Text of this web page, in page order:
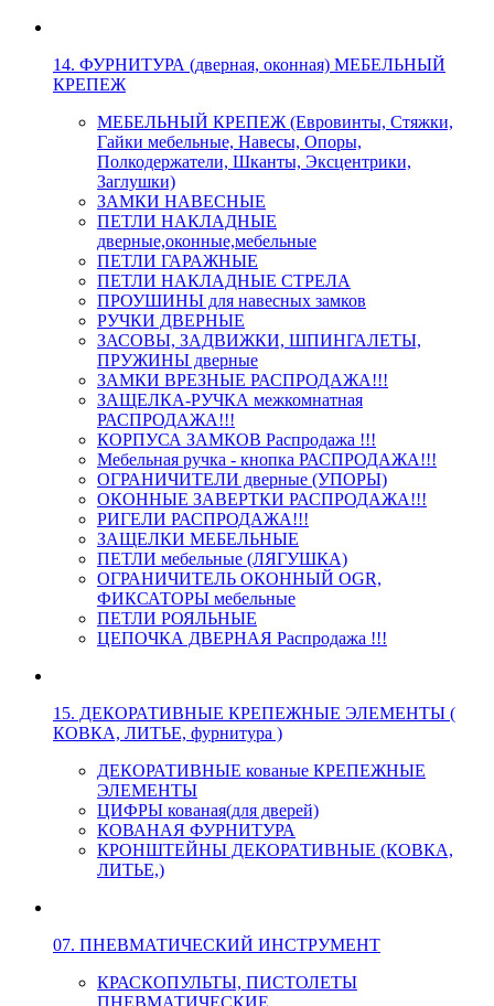
14. ФУРНИТУРА (дверная, оконная) МЕБЕЛЬНЫЙ
КРЕПЕЖ
МЕБЕЛЬНЫЙ КРЕПЕЖ (Евровинты, Стяжки,
Гайки мебельные, Навесы, Опоры,
Полкодержатели, Шканты, Эксцентрики,
Заглушки)
ЗАМКИ НАВЕСНЫЕ
ПЕТЛИ НАКЛАДНЫЕ
дверные,оконные,мебельные
ПЕТЛИ ГАРАЖНЫЕ
ПЕТЛИ НАКЛАДНЫЕ СТРЕЛА
ПРОУШИНЫ для навесных замков
РУЧКИ ДВЕРНЫЕ
ЗАСОВЫ, ЗАДВИЖКИ, ШПИНГАЛЕТЫ,
ПРУЖИНЫ дверные
ЗАМКИ ВРЕЗНЫЕ РАСПРОДАЖА!!!
ЗАЩЕЛКА-РУЧКА межкомнатная
РАСПРОДАЖА!!!
КОРПУСА ЗАМКОВ Распродажа !!!
Мебельная ручка - кнопка РАСПРОДАЖА!!!
ОГРАНИЧИТЕЛИ дверные (УПОРЫ)
ОКОННЫЕ ЗАВЕРТКИ РАСПРОДАЖА!!!
РИГЕЛИ РАСПРОДАЖА!!!
ЗАЩЕЛКИ МЕБЕЛЬНЫЕ
ПЕТЛИ мебельные (ЛЯГУШКА)
ОГРАНИЧИТЕЛЬ ОКОННЫЙ OGR,
ФИКСАТОРЫ мебельные
ПЕТЛИ РОЯЛЬНЫЕ
ЦЕПОЧКА ДВЕРНАЯ Распродажа !!!
15. ДЕКОРАТИВНЫЕ КРЕПЕЖНЫЕ ЭЛЕМЕНТЫ (
КОВКА, ЛИТЬЕ, фурнитура )
ДЕКОРАТИВНЫЕ кованые КРЕПЕЖНЫЕ
ЭЛЕМЕНТЫ
ЦИФРЫ кованая(для дверей)
КОВАНАЯ ФУРНИТУРА
КРОНШТЕЙНЫ ДЕКОРАТИВНЫЕ (КОВКА,
ЛИТЬЕ,)
07. ПНЕВМАТИЧЕСКИЙ ИНСТРУМЕНТ
КРАСКОПУЛЬТЫ, ПИСТОЛЕТЫ
ПНЕВМАТИЧЕСКИЕ